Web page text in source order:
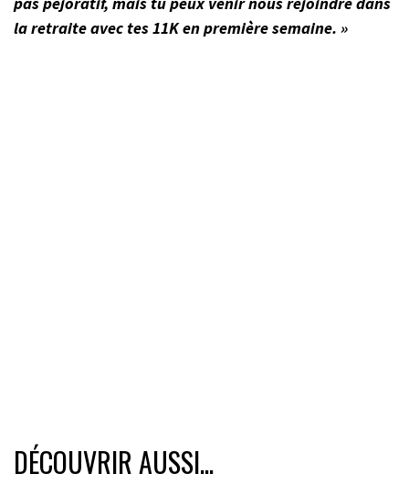
la retraite avec tes 11K en première semaine. »
DÉCOUVRIR AUSSI...